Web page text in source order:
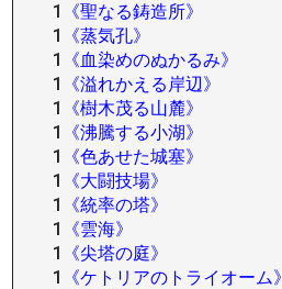
1
《聖なる鋳造所》
1
《蒸気孔》
1
《血染めのぬかるみ》
1
《溢れかえる岸辺》
1
《樹木茂る山麓》
1
《沸騰する小湖》
1
《色あせた城塞》
1
《大闘技場》
1
《統率の塔》
1
《雲海》
1
《尖塔の庭》
1
《ケトリアのトライオーム》